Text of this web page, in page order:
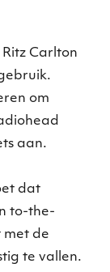
Carlton
om
aan.
dat
to-the-
met de
te vallen.